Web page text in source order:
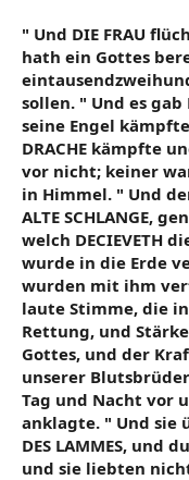
" Und DIE FRAU
hath ein Gottes
sollen. " Und es gab
seine Engel
DRACHE kämpfte
vor nicht; keiner
in Himmel. " Und
ALTE SCHLANGE,
welch DECIEVETH
wurde in die Erde
wurden mit ihm
laute Stimme, die
Rettung, und
Gottes, und der
unserer
Tag und Nacht vor
anklagte. " Und sie
DES LAMMES, und
und sie liebten